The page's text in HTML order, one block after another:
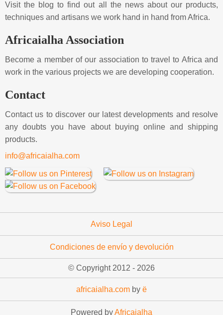
Visit the blog to find out all the news about our products,
techniques and artisans we work hand in hand from Africa.
Africaialha Association
Become a member of our association to travel to Africa and
work in the various projects we are developing cooperation.
Contact
Contact us to discover our latest developments and resolve
any doubts you have about buying online and shipping
products.
info@africaialha.com
Aviso Legal
Condiciones de envío y devolución
© Copyright 2012 - 2026
africaialha.com by ë
Powered byAfricaialha